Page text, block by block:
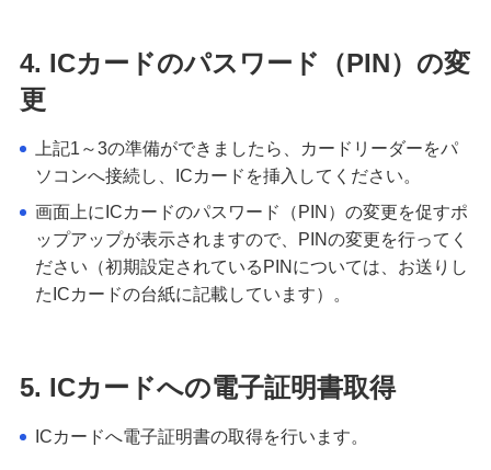
4. ICカードのパスワード（PIN）の変
更
上記1～3の準備ができましたら、カードリーダーをパ
ソコンへ接続し、ICカードを挿入してください。
画面上にICカードのパスワード（PIN）の変更を促すポ
ップアップが表示されますので、PINの変更を行ってく
ださい（初期設定されているPINについては、お送りし
たICカードの台紙に記載しています）。
5. ICカードへの電子証明書取得
ICカードへ電子証明書の取得を行います。